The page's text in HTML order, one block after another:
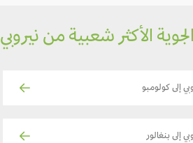
الأكثر شعبية من نيروبي
إلى كولومبو
إلى بنغالور